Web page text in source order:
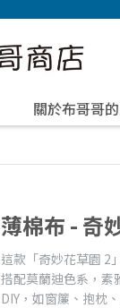
關於布哥哥
薄棉布 - 奇
這款「奇妙花草園 2
搭配莫蘭迪色系，素
DIY，如窗簾、抱枕